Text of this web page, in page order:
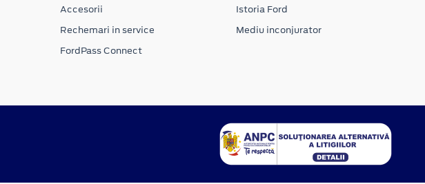
Accesorii
Rechemari in service
FordPass Connect
Istoria Ford
Mediu inconjurator